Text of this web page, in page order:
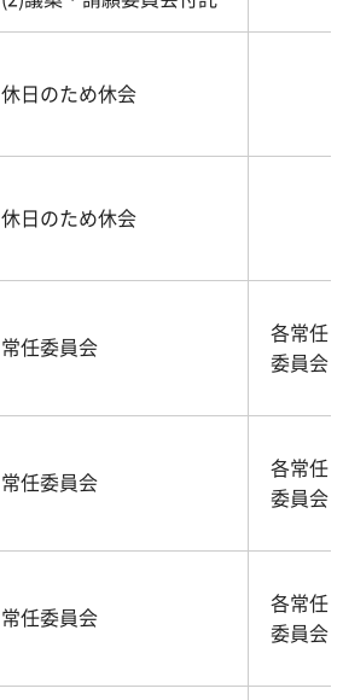
休日のため休会
休日のため休会
常任委員会
各常任
委員会
常任委員会
各常任
委員会
常任委員会
各常任
委員会